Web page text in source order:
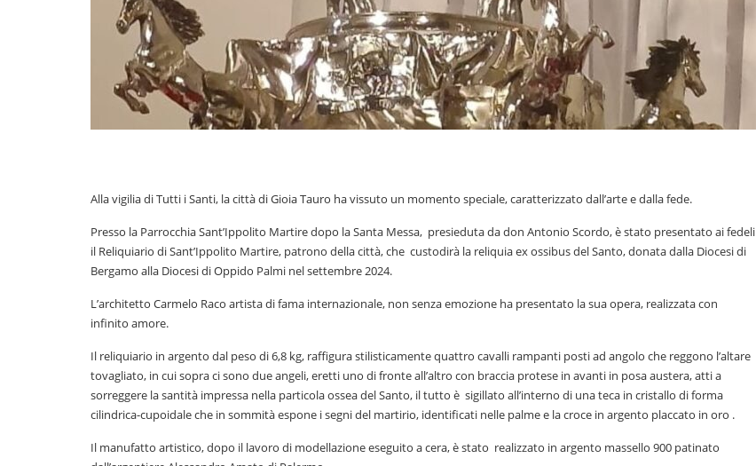
Alla vigilia di Tutti i Santi, la città di Gioia Tauro ha vissuto un momento speciale, caratterizzato dall’arte e dalla fede.
Presso la Parrocchia Sant’Ippolito Martire dopo la Santa Messa, presieduta da don Antonio Scordo, è stato presentato ai fedeli
il Reliquiario di Sant’Ippolito Martire, patrono della città, che custodirà la reliquia ex ossibus del Santo, donata dalla Diocesi di
Bergamo alla Diocesi di Oppido Palmi nel settembre 2024.
L’architetto Carmelo Raco artista di fama internazionale, non senza emozione ha presentato la sua opera, realizzata con
infinito amore.
Il reliquiario in argento dal peso di 6,8 kg, raffigura stilisticamente quattro cavalli rampanti posti ad angolo che reggono l’altare
tovagliato, in cui sopra ci sono due angeli, eretti uno di fronte all’altro con braccia protese in avanti in posa austera, atti a
sorreggere la santità impressa nella particola ossea del Santo, il tutto è sigillato all’interno di una teca in cristallo di forma
cilindrica-cupoidale che in sommità espone i segni del martirio, identificati nelle palme e la croce in argento placcato in oro .
Il manufatto artistico, dopo il lavoro di modellazione eseguito a cera, è stato realizzato in argento massello 900 patinato